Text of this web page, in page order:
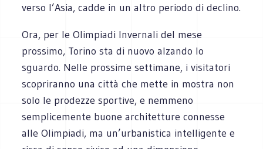
verso l’Asia, cadde in un altro periodo di declino.
Ora, per le Olimpiadi Invernali del mese
prossimo, Torino sta di nuovo alzando lo
sguardo. Nelle prossime settimane, i visitatori
scopriranno una città che mette in mostra non
solo le prodezze sportive, e nemmeno
semplicemente buone architetture connesse
alle Olimpiadi, ma un’urbanistica intelligente e